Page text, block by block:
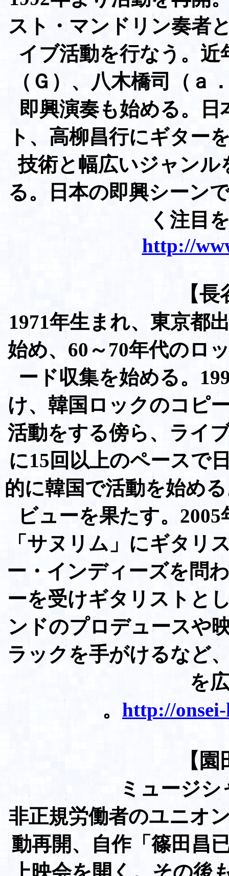
スト・マンドリン奏者
イブ活動を行なう。
（Ｇ）、八木橋司（ａ
即興演奏も始める。
ト、高柳昌行にギター
技術と幅広いジャン
る。日本の即興シーン
く注目
http://
【
1971年生まれ、東京都
始め、60～70年代のロ
ード収集を始める。
け、韓国ロックのコピ
活動をする傍ら、ライ
に15回以上のペースで
的に韓国で活動を始め
ビューを果たす。
「サヌリム」にギタリ
ー・インディーズを問
ーを受けギタリストと
ンドのプロデュースや
ラックを手がけるなど
を
。 http://
【
ミュージ
非正規労働者のユニオ
動再開、自作「篠田昌